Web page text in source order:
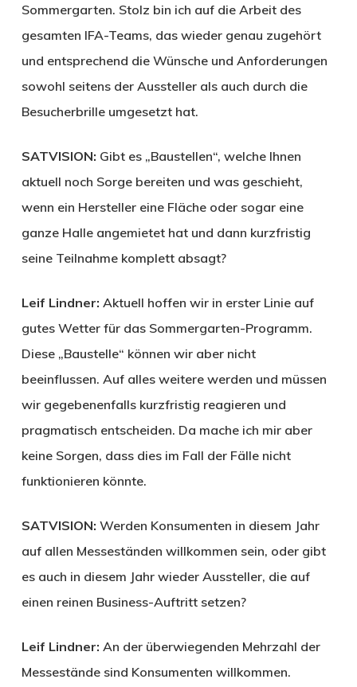
Sommergarten. Stolz bin ich auf die Arbeit des
gesamten IFA-Teams, das wieder genau zugehört
und entsprechend die Wünsche und Anforderungen
sowohl seitens der Aussteller als auch durch die
Besucherbrille umgesetzt hat.
SATVISION: Gibt es „Baustellen“, welche Ihnen
aktuell noch Sorge bereiten und was geschieht,
wenn ein Hersteller eine Fläche oder sogar eine
ganze Halle angemietet hat und dann kurzfristig
seine Teilnahme komplett absagt?
Leif Lindner: Aktuell hoffen wir in erster Linie auf
gutes Wetter für das Sommergarten-Programm.
Diese „Baustelle“ können wir aber nicht
beeinflussen. Auf alles weitere werden und müssen
wir gegebenenfalls kurzfristig reagieren und
pragmatisch entscheiden. Da mache ich mir aber
keine Sorgen, dass dies im Fall der Fälle nicht
funktionieren könnte.
SATVISION: Werden Konsumenten in diesem Jahr
auf allen Messeständen willkommen sein, oder gibt
es auch in diesem Jahr wieder Aussteller, die auf
einen reinen Business-Auftritt setzen?
Leif Lindner: An der überwiegenden Mehrzahl der
Messestände sind Konsumenten willkommen.